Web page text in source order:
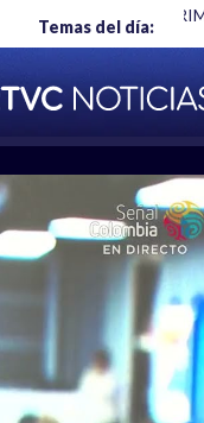
Temas del día:
"HABLAR NO ES UN